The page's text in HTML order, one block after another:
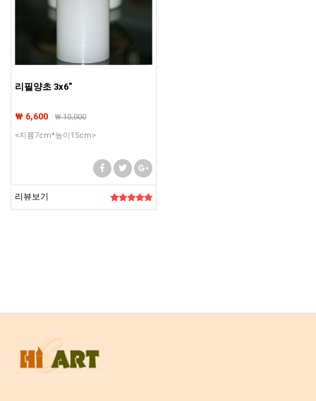
리필양초 3x6"
₩ 6,600 ₩10,000
<지름7cm*높이15cm>
리뷰보기